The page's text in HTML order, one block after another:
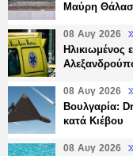
Μαύρη
08 Αυγ 2026
Ηλικιωμένος
08 Αυγ 2026
Βουλγαρία:
κατά Κιέβου
08 Αυγ 2026